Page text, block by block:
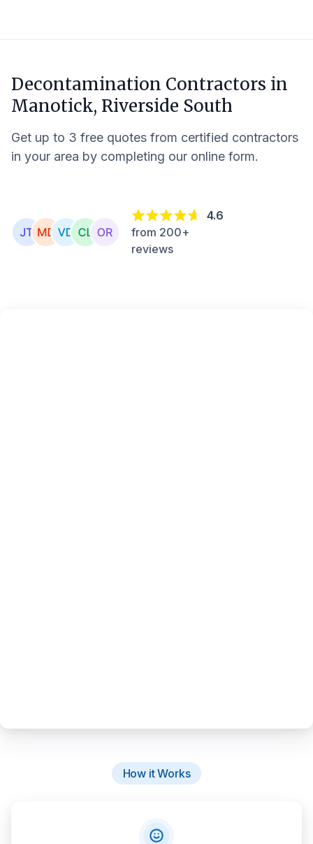
Decontamination Contractors in
Manotick, Riverside South
Get up to 3 free quotes from certified contractors
in your area by completing our online form.
4.6
from 200+
reviews
How it Works